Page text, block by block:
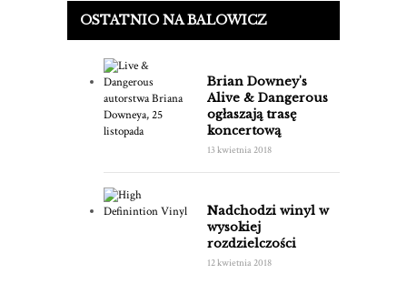
OSTATNIO NA BALOWICZ
Brian Downey's
Alive & Dangerous
ogłaszają trasę
koncertową
13 kwietnia 2018
Nadchodzi winyl w
wysokiej
rozdzielczości
12 kwietnia 2018